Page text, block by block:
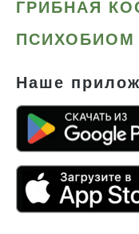
ГРИБНАЯ
ПСИХОБИОМ
Наше